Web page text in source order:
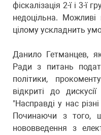
фіскалізація 2-ї і 3-ї
недоцільна.
цілому ускладнить
Данило Гетманцев,
Ради з питань
політики,
відкриті до
"Насправді у нас
Починаючи з того,
нововведення з